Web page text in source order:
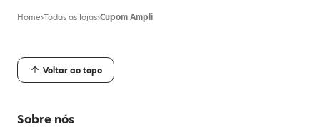
Home›Todas as lojas›Cupom Ampli
Voltar ao topo
Sobre nós